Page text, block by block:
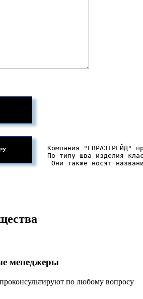
Компания "ЕВРАЗТРЕЙД"
По типу шва изделия
Они также носят
менеджеры
по любому вопросу